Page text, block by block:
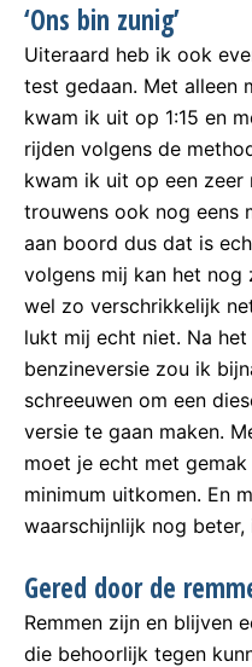
‘Ons bin zunig’
Uiteraard heb ik ook
test gedaan. Met alleen
kwam ik uit op 1:15 en
rijden volgens de
kwam ik uit op een zeer
trouwens ook nog eens
aan boord dus dat is
volgens mij kan het nog
wel zo verschrikkelijk
lukt mij echt niet. Na
benzineversie zou ik
schreeuwen om een
versie te gaan maken.
moet je echt met
minimum uitkomen. En
waarschijnlijk nog
Gered door de
Remmen zijn en blijven
die behoorlijk tegen